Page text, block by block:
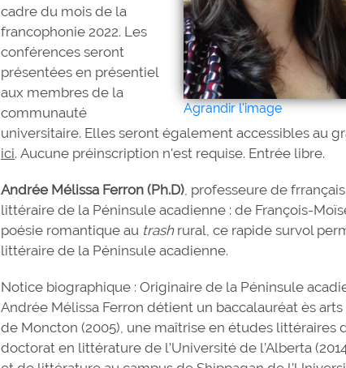
Agrandir l'image
cadre du mois de la
francophonie 2022. Les
conférences seront
présentées en présentiel
aux membres de la
communauté
universitaire. Elles seront également accessibles au
ici. Aucune préinscription n'est requise. Entrée libre.
Andrée Mélissa Ferron (Ph.D), professeure de
littéraire de la Péninsule acadienne : de François-
poésie romantique au trashrural, ce rapide survol
littéraire de la Péninsule acadienne.
Notice biographique : Originaire de la Péninsule
Andrée Mélissa Ferron détient un baccalauréat ès
de Moncton (2005), une maîtrise en études littéraires
doctorat en littérature de l’Université de l’Alberta